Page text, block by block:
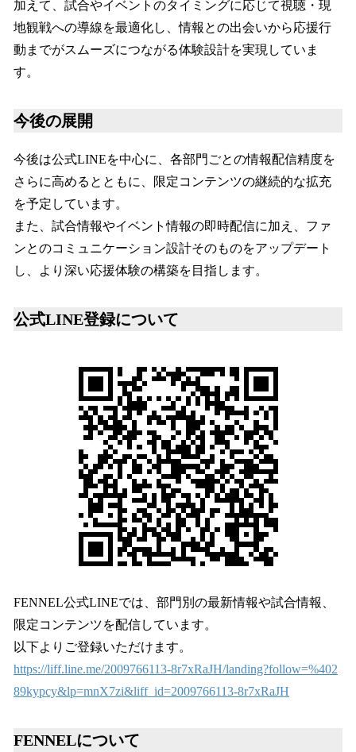
加えて、試合やイベントのタイミングに応じて視聴・現
地観戦への導線を最適化し、情報との出会いから応援行
動までがスムーズにつながる体験設計を実現していま
す。
今後の展開
今後は公式LINEを中心に、各部門ごとの情報配信精度を
さらに高めるとともに、限定コンテンツの継続的な拡充
を予定しています。
また、試合情報やイベント情報の即時配信に加え、ファ
ンとのコミュニケーション設計そのものをアップデート
し、より深い応援体験の構築を目指します。
公式LINE登録について
FENNEL公式LINEでは、部門別の最新情報や試合情報、
限定コンテンツを配信しています。
以下よりご登録いただけます。
https://liff.line.me/2009766113-8r7xRaJH/landing?follow=%402
89kypcy&lp=mnX7zi&liff_id=2009766113-8r7xRaJH
FENNELについて